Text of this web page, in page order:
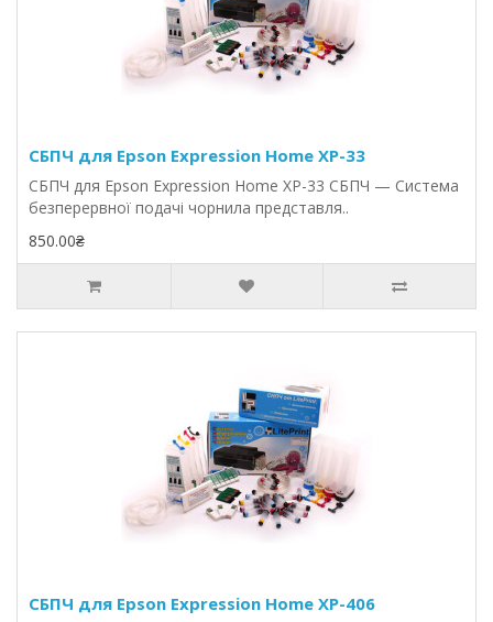
СБПЧ для Epson Expression Home XP-33
СБПЧ для Epson Expression Home XP-33 СБПЧ — Система
безперервної подачі чорнила представля..
850.00₴
СБПЧ для Epson Expression Home XP-406